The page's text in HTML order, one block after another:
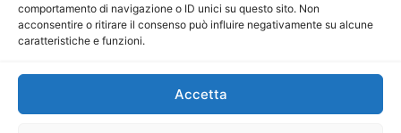
comportamento di navigazione o ID unici su questo sito. Non
acconsentire o ritirare il consenso può influire negativamente su alcune
caratteristiche e funzioni.
Accetta
Direttore Responsabile: Maria Calabrese
P.IVA: 06334930820
Mercurio Comunicazione Società Cooperativa a r.l. è